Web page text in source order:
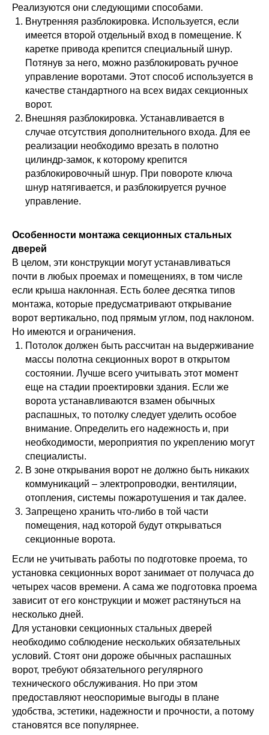
Реализуются они следующими способами.
Внутренняя разблокировка. Используется, если
имеется второй отдельный вход в помещение. К
каретке привода крепится специальный шнур.
Потянув за него, можно разблокировать ручное
управление воротами. Этот способ используется в
качестве стандартного на всех видах секционных
ворот.
Внешняя разблокировка. Устанавливается в
случае отсутствия дополнительного входа. Для ее
реализации необходимо врезать в полотно
цилиндр-замок, к которому крепится
разблокировочный шнур. При повороте ключа
шнур натягивается, и разблокируется ручное
управление.
Особенности монтажа секционных стальных
дверей
В целом, эти конструкции могут устанавливаться
почти в любых проемах и помещениях, в том числе
если крыша наклонная. Есть более десятка типов
монтажа, которые предусматривают открывание
ворот вертикально, под прямым углом, под наклоном.
Но имеются и ограничения.
Потолок должен быть рассчитан на выдерживание
массы полотна секционных ворот в открытом
состоянии. Лучше всего учитывать этот момент
еще на стадии проектировки здания. Если же
ворота устанавливаются взамен обычных
распашных, то потолку следует уделить особое
внимание. Определить его надежность и, при
необходимости, мероприятия по укреплению могут
специалисты.
В зоне открывания ворот не должно быть никаких
коммуникаций – электропроводки, вентиляции,
отопления, системы пожаротушения и так далее.
Запрещено хранить что-либо в той части
помещения, над которой будут открываться
секционные ворота.
Если не учитывать работы по подготовке проема, то
установка секционных ворот занимает от получаса до
четырех часов времени. А сама же подготовка проема
зависит от его конструкции и может растянуться на
несколько дней.
Для установки секционных стальных дверей
необходимо соблюдение нескольких обязательных
условий. Стоят они дороже обычных распашных
ворот, требуют обязательного регулярного
технического обслуживания. Но при этом
предоставляют неоспоримые выгоды в плане
удобства, эстетики, надежности и прочности, а потому
становятся все популярнее.